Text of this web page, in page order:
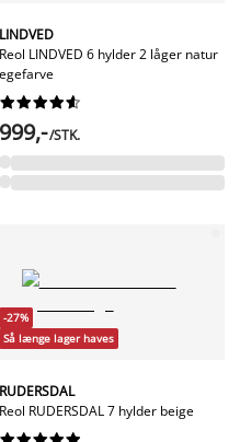
LINDVED
Reol LINDVED 6 hylder 2 låger natur
egefarve






999,-/STK.
-27%
Så længe lager haves
RUDERSDAL
Reol RUDERSDAL 7 hylder beige